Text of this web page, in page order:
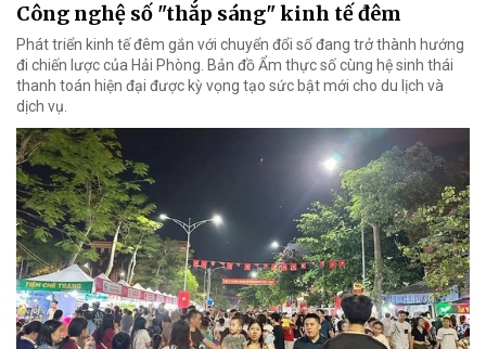
Công nghệ số "thắp sáng" kinh tế đêm
Phát triển kinh tế đêm gắn với chuyển đổi số đang trở thành hướng
đi chiến lược của Hải Phòng. Bản đồ Ẩm thực số cùng hệ sinh thái
thanh toán hiện đại được kỳ vọng tạo sức bật mới cho du lịch và
dịch vụ.